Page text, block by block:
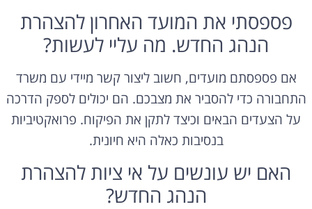
פספסתי את המועד האחרון להצהרת
הנהג החדש. מה עליי לעשות?
אם פספסתם מועדים, חשוב ליצור קשר מיידי עם משרד
התחבורה כדי להסביר את מצבכם. הם יכולים לספק הדרכה
על הצעדים הבאים וכיצד לתקן את הפיקוח. פרואקטיביות
בנסיבות כאלה היא חיונית.
האם יש עונשים על אי ציות להצהרת
הנהג החדש?